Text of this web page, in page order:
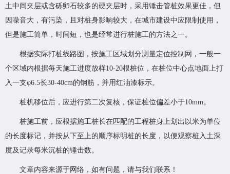
土中间夹层或含砾卵石较多的硬夹层时，采用锤击管桩效果更佳，但
因噪音大，有污染，且对桩身影响较大，在城市建设中应限制使用，
但是施工简单，时间短，也是经常进行桩施工的方法之一。
根据实际打桩线路图，按施工区域划分测量定位控制网，一般一
个区域内根据每天施工进度放样10-20根桩位，在桩位中心点地面上打
入一支φ6.5长30-40cm的钢筋，并用红油漆标示。
桩机移位后，应进行第二次复核，保证桩位偏差小于10mm。
桩施工前，应根据施工桩长在匹配的工程桩身上划出以米为单位
的长度标记，并按从下至上的顺序标明桩的长度，以便观察桩入土深
度及记录每米沉桩的锤击数。
文章内容来源于网络，如有问题，请与我们联系！